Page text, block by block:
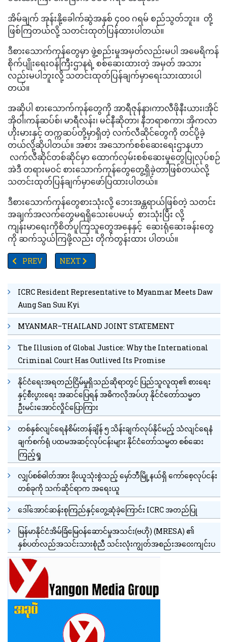
အိမ်ချက် အုန်းနို့ခေါက်ဆွဲအနှစ် ၄၀၀ ဂရမ် စည်သွတ်ဘူး။ တို့
ဖြစ်ကြတယ်လို့ သတင်းထုတ်ပြန်ထားပါတယ်။
ဒီစားသောက်ကုန်တွေမှာ ဖွဲ့စည်းမှုအမှတ်လည်းမပါ အမေရိကန်
စိုက်ပျိုးရေးဝန်ကြီးဌာနရဲ့ စစ်ဆေးထားတဲ့ အမှတ် အသား
လည်းမပါဘူးလို့ သတင်းထုတ်ပြန်ချက်မှာရေးသားထားပါ
တယ်။
အဆိုပါ စားသောက်ကုန်တွေကို အာရီဇုန်နာ၊ကာလီဖိုနီးယား၊အိုင်
အိုဝါ၊ကန်ဆပ်စ်၊ မာရီလန်း၊ မင်နီဆိုတာ၊ နီဘရာစကာ၊ အိုကလာ
ဟိုးမားနှင့် တက္ကဆပ်တို့မှာရှိတဲ့ လက်လီဆိုင်တွေကို တင်ပို့ခဲ့
တယ်လို့ဆိုပါတယ်။ အစား အသောက်စစ်ဆေးရေးဌာနဟာ
လက်လီဆိုင်တစ်ဆိုင်မှာ ထောက်လှမ်းစစ်ဆေးမှုတွေပြုလုပ်စဉ်
အဲဒီ တရားမဝင် စားသောက်ကုန်တွေတွေ့ရှိခဲ့တာဖြစ်တယ်လို့
သတင်းထုတ်ပြန်ချက်မှာဖော်ပြထားပါတယ်။
ဒီစားသောက်ကုန်တွေစားသုံးလို့ ဘေးအန္တရာယ်ဖြစ်တဲ့ သတင်း
အချက်အလက်တွေမရရှိသေးပေမယ့် စားသုံးပြီး လို့
ကျန်းမာရေးကိုစိတ်ပူကြသူတွေအနေနှင့် ဆေးရုံဆေးခန်းတွေ
ကို ဆက်သွယ်ကြဖို့လည်း တိုက်တွန်းထား ပါတယ်။
PREVIOUS ARTICLE: အလုပ်အကိုင်အခွင့်အလမ်း ၆၀၀‌ ကျော် လုပ်
PREV NEXT ARTICLE: TV YANGON TIMES ရဲ့ နေ့
NEXT
ICRC Resident Representative to Myanmar Meets Daw
Aung San Suu Kyi
MYANMAR–THAILAND JOINT STATEMENT
The Illusion of Global Justice: Why the International
Criminal Court Has Outlived Its Promise
နိုင်ငံရေးအရတည်ငြိမ်မှုရှိသည်ဆိုရာတွင် ပြည်သူလူထု၏ စားရေး
နှင့်စီးပွားရေး အဆင်ပြေရန် အဓိကလိုအပ်ဟု နိုင်ငံတော်သမ္မတ
ဦးမင်းအောင်လှိုင်ပြောကြား
တစ်နှစ်လျင်ရေနံစိမ်းတန်ချိန် ၅ သိန်းချက်လုပ်နိုင်မည့် သံလျင်ရေနံ
ချက်စက်ရုံ ပထမအဆင့်လုပ်ငန်းများ နိုင်ငံတော်သမ္မတ စစ်ဆေး
ကြည့်ရှု
လျှပ်စစ်ဓါတ်အား ခိုးယူသုံးစွဲသည့် မှော်ဘီမြို့နယ်ရှိ ကော်စေ့လုပ်ငန်း
တစ်ခုကို သက်ဆိုင်ရာက အရေးယူ
ဒေါ်အောင်ဆန်းစုကြည်နှင့်တွေ့ဆုံခဲ့ကြောင်း ICRC အတည်ပြု
မြန်မာနိုင်ငံအိမ်ခြံမြေဝန်ဆောင်မှုအသင်း(ဗဟို) (MRESA) ၏
နှစ်ပတ်လည်အသင်းသားစုံညီ သင်းလုံးကျွတ်အစည်းအဝေးကျင်းပ